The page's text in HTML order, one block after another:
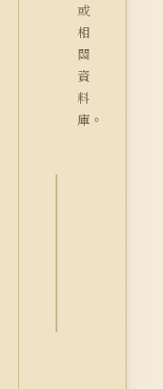
或
相
關
資
料
庫。